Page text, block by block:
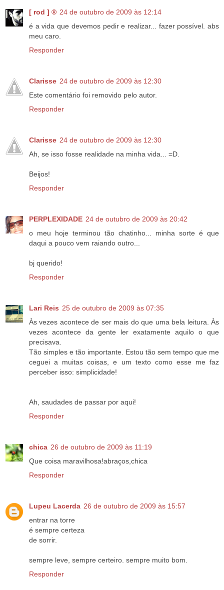
[ rod ] ® 24 de outubro de 2009 às 12:14
é a vida que devemos pedir e realizar... fazer possível. abs
meu caro.
Responder
Clarisse 24 de outubro de 2009 às 12:30
Este comentário foi removido pelo autor.
Responder
Clarisse 24 de outubro de 2009 às 12:30
Ah, se isso fosse realidade na minha vida... =D.
Beijos!
Responder
PERPLEXIDADE 24 de outubro de 2009 às 20:42
o meu hoje terminou tão chatinho... minha sorte é que
daqui a pouco vem raiando outro...
bj querido!
Responder
Lari Reis 25 de outubro de 2009 às 07:35
Às vezes acontece de ser mais do que uma bela leitura. Às
vezes acontece da gente ler exatamente aquilo o que
precisava.
Tão simples e tão importante. Estou tão sem tempo que me
ceguei a muitas coisas, e um texto como esse me faz
perceber isso: simplicidade!
Ah, saudades de passar por aqui!
Responder
chica 26 de outubro de 2009 às 11:19
Que coisa maravilhosa!abraços,chica
Responder
Lupeu Lacerda 26 de outubro de 2009 às 15:57
entrar na torre
é sempre certeza
de sorrir.
sempre leve, sempre certeiro. sempre muito bom.
Responder